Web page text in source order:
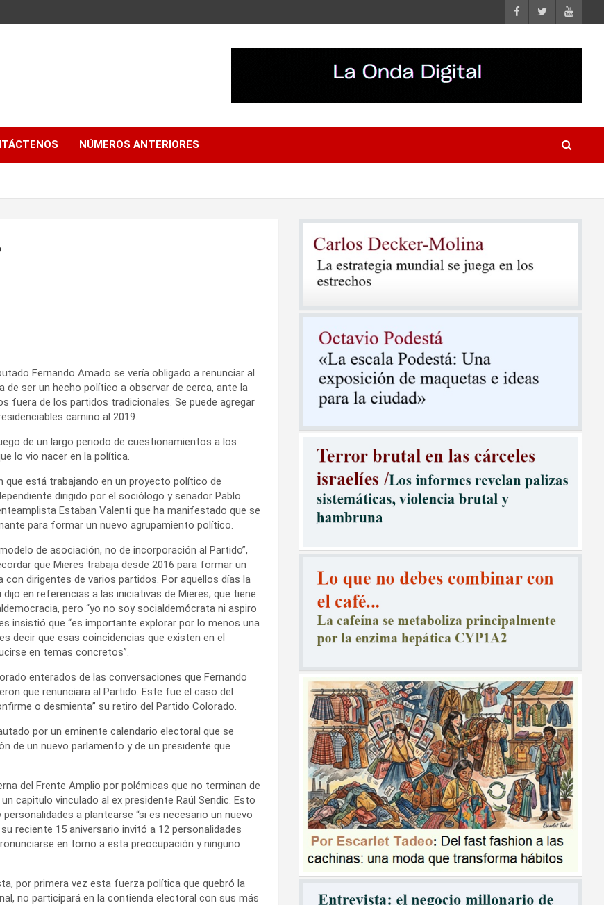
NÚMEROS ANTERIORES
Fernando Amado se vería obligado a renunciar al
ser un hecho político a observar de cerca, ante la
de los partidos tradicionales. Se puede agregar
camino al 2019.
de un largo periodo de cuestionamientos a los
lo vio nacer en la política.
que está trabajando en un proyecto político de
dirigido por el sociólogo y senador Pablo
Estaban Valenti que ha manifestado que se
para formar un nuevo agrupamiento político.
de asociación, no de incorporación al Partido”,
que Mieres trabaja desde 2016 para formar un
con dirigentes de varios partidos. Por aquellos días la
en referencias a las iniciativas de Mieres; que tiene
pero “yo no soy socialdemócrata ni aspiro
insistió que “es importante explorar por lo menos una
decir que esas coincidencias que existen en el
en temas concretos”.
enterados de las conversaciones que Fernando
que renunciara al Partido. Este fue el caso del
o desmienta” su retiro del Partido Colorado.
por un eminente calendario electoral que se
de un nuevo parlamento y de un presidente que
del Frente Amplio por polémicas que no terminan de
capitulo vinculado al ex presidente Raúl Sendic. Esto
a plantearse “si es necesario un nuevo
reciente 15 aniversario invitó a 12 personalidades
en torno a esta preocupación y ninguno
por primera vez esta fuerza política que quebró la
no participará en la contienda electoral con sus más